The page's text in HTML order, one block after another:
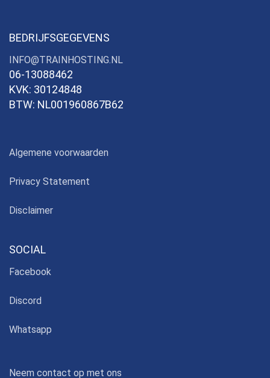
BEDRIJFSGEGEVENS
INFO@TRAINHOSTING.NL
06-13088462
KVK: 30124848
BTW: NL001960867B62
Algemene voorwaarden
Privacy Statement
Disclaimer
SOCIAL
Facebook
Discord
Whatsapp
Neem contact op met ons